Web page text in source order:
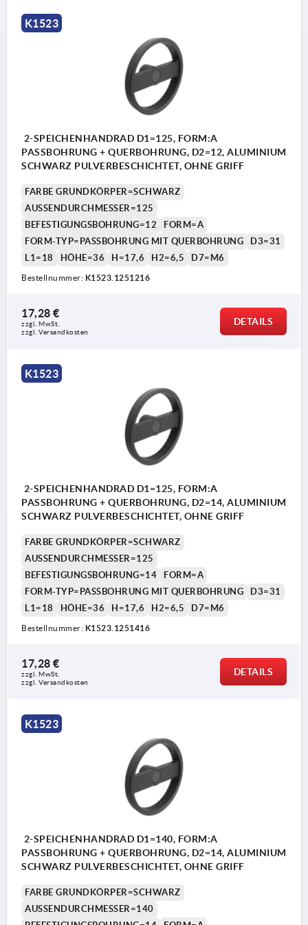
K1523
2-SPEICHENHANDRAD D1=125, FORM:A
PASSBOHRUNG + QUERBOHRUNG, D2=12, ALUMINIUM
SCHWARZ PULVERBESCHICHTET, OHNE GRIFF
FARBE GRUNDKÖRPER=SCHWARZ
AUSSENDURCHMESSER=125
BEFESTIGUNGSBOHRUNG=12
FORM=A
FORM-TYP=PASSBOHRUNG MIT QUERBOHRUNG
D3=31
L1=18
HÖHE=36 H=17,6 H2=6,5 D7=M6
Bestellnummer: K1523.1251216
17,28 €
zzgl. MwSt.
zzgl. Versandkosten
DETAILS
K1523
2-SPEICHENHANDRAD D1=125, FORM:A
PASSBOHRUNG + QUERBOHRUNG, D2=14, ALUMINIUM
SCHWARZ PULVERBESCHICHTET, OHNE GRIFF
FARBE GRUNDKÖRPER=SCHWARZ
AUSSENDURCHMESSER=125
BEFESTIGUNGSBOHRUNG=14
FORM=A
FORM-TYP=PASSBOHRUNG MIT QUERBOHRUNG
D3=31
L1=18
HÖHE=36 H=17,6 H2=6,5 D7=M6
Bestellnummer: K1523.1251416
17,28 €
zzgl. MwSt.
zzgl. Versandkosten
DETAILS
K1523
2-SPEICHENHANDRAD D1=140, FORM:A
PASSBOHRUNG + QUERBOHRUNG, D2=14, ALUMINIUM
SCHWARZ PULVERBESCHICHTET, OHNE GRIFF
FARBE GRUNDKÖRPER=SCHWARZ
AUSSENDURCHMESSER=140